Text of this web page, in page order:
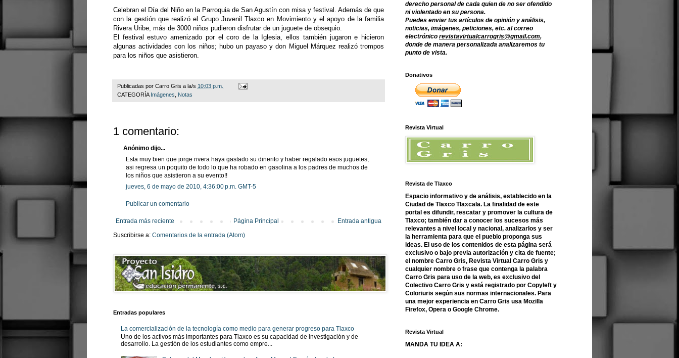
Celebran el Día del Niño en la Parroquia de San Agustín con misa y festival. Además de que
con la gestión que realizó el Grupo Juvenil Tlaxco en Movimiento y el apoyo de la familia
Rivera Uribe, más de 3000 niños pudieron disfrutar de un juguete de obsequio.
El festival estuvo amenizado por el coro de la Iglesia, ellos también jugaron e hicieron
algunas actividades con los niños; hubo un payaso y don Miguel Márquez realizó trompos
para los niños que asistieron.
Publicadas por Carro Gris a la/s 10:03 p.m.
CATEGORÍA Imágenes Notas
1 comentario:
Anónimo dijo...
Esta muy bien que jorge rivera haya gastado su dinerito y haber regalado esos juguetes,
asi regresa un poquito de todo lo que ha robado en gasolina a los padres de muchos de
los niños que asistieron a su evento!!
jueves, 6 de mayo de 2010, 4:36:00 p.m. GMT-5
Publicar un comentario
Entrada más reciente Entrada antigua
Página Principal
Suscribirse a: Comentarios de la entrada (Atom)
Entradas populares
La comercialización de la tecnología como medio para generar progreso para Tlaxco
Uno de los activos más importantes para Tlaxco es su capacidad de investigación y de
desarrollo. La gestión de los estudiantes como empre...
derecho personal de cada quien de no ser ofendido
ni violentado en su persona.
Puedes enviar tus artículos de opinión y análisis,
noticias, imágenes, peticiones, etc. al correo
electrónico revistavirtualcarrogris@gmail.com,
donde de manera personalizada analizaremos tu
punto de vista.
Donativos
Revista Virtual
Revista de Tlaxco
Espacio informativo y de análisis, establecido en la
Ciudad de Tlaxco Tlaxcala. La finalidad de este
portal es difundir, rescatar y promover la cultura de
Tlaxco; también dar a conocer los sucesos más
relevantes a nivel local y nacional, analizarlos y ser
la herramienta para que el pueblo proponga sus
ideas. El uso de los contenidos de esta página será
exclusivo o bajo previa autorización y cita de fuente;
el nombre Carro Gris, Revista Virtual Carro Gris y
cualquier nombre o frase que contenga la palabra
Carro Gris para uso de la web, es exclusivo del
Colectivo Carro Gris y está registrado por Copyleft y
Coloriuris según sus normas internacionales. Para
una mejor experiencia en Carro Gris usa Mozilla
Firefox, Opera o Google Chrome.
Revista Virtual
MANDA TU IDEA A: